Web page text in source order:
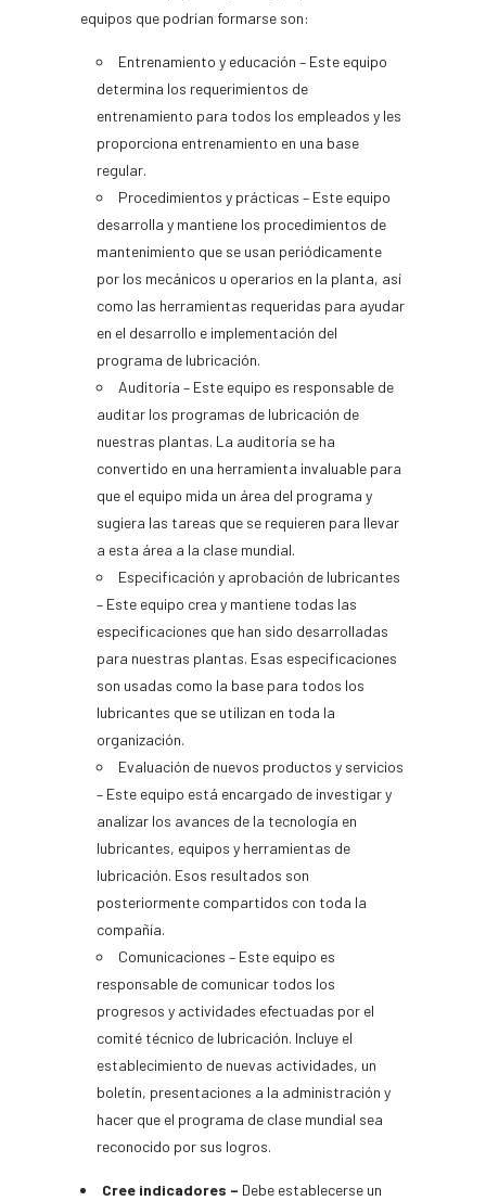
equipos que podrían formarse son:
Entrenamiento y educación – Este equipo
determina los requerimientos de
entrenamiento para todos los empleados y les
proporciona entrenamiento en una base
regular.
Procedimientos y prácticas – Este equipo
desarrolla y mantiene los procedimientos de
mantenimiento que se usan periódicamente
por los mecánicos u operarios en la planta, así
como las herramientas requeridas para ayudar
en el desarrollo e implementación del
programa de lubricación.
Auditoría – Este equipo es responsable de
auditar los programas de lubricación de
nuestras plantas. La auditoría se ha
convertido en una herramienta invaluable para
que el equipo mida un área del programa y
sugiera las tareas que se requieren para llevar
a esta área a la clase mundial.
Especificación y aprobación de lubricantes
– Este equipo crea y mantiene todas las
especificaciones que han sido desarrolladas
para nuestras plantas. Esas especificaciones
son usadas como la base para todos los
lubricantes que se utilizan en toda la
organización.
Evaluación de nuevos productos y servicios
– Este equipo está encargado de investigar y
analizar los avances de la tecnología en
lubricantes, equipos y herramientas de
lubricación. Esos resultados son
posteriormente compartidos con toda la
compañía.
Comunicaciones – Este equipo es
responsable de comunicar todos los
progresos y actividades efectuadas por el
comité técnico de lubricación. Incluye el
establecimiento de nuevas actividades, un
boletín, presentaciones a la administración y
hacer que el programa de clase mundial sea
reconocido por sus logros.
Cree indicadores – Debe establecerse un